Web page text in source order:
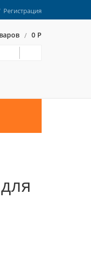
Регистрация
/ 0 Р